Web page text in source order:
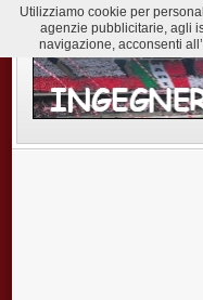
Utilizziamo cookie per
agenzie pubblicitarie, agli
navigazione, acconsenti